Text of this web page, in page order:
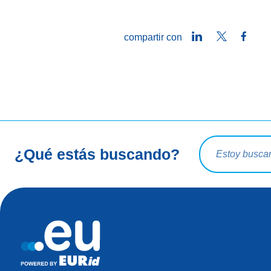
compartir con LinkedInTwitter
¿Qué estás buscando?
Consulta de